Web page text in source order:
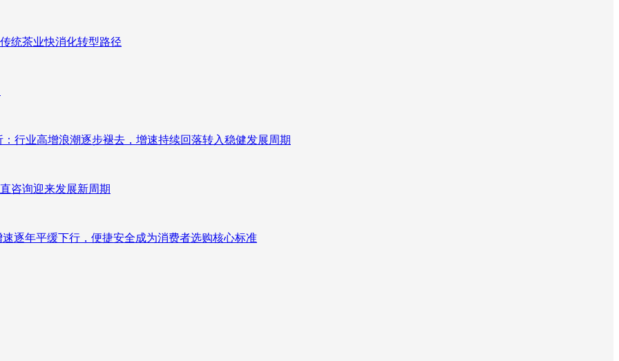
统茶业快消化转型路径
行业高增浪潮逐步褪去，增速持续回落转入稳健发展周期
咨询迎来发展新周期
逐年平缓下行，便捷安全成为消费者选购核心标准